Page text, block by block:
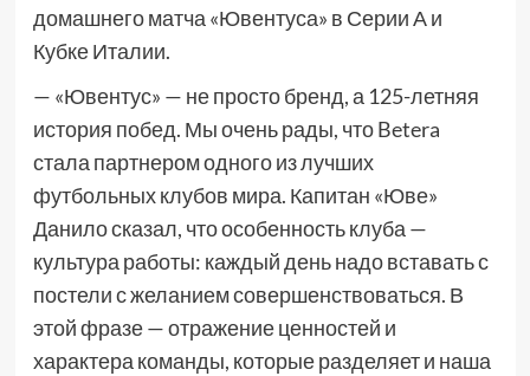
домашнего матча «Ювентуса» в Серии А и
Кубке Италии.
— «Ювентус» — не просто бренд, а 125-летняя
история побед. Мы очень рады, что Betera
стала партнером одного из лучших
футбольных клубов мира. Капитан «Юве»
Данило сказал, что особенность клуба —
культура работы: каждый день надо вставать с
постели с желанием совершенствоваться. В
этой фразе — отражение ценностей и
характера команды, которые разделяет и наша